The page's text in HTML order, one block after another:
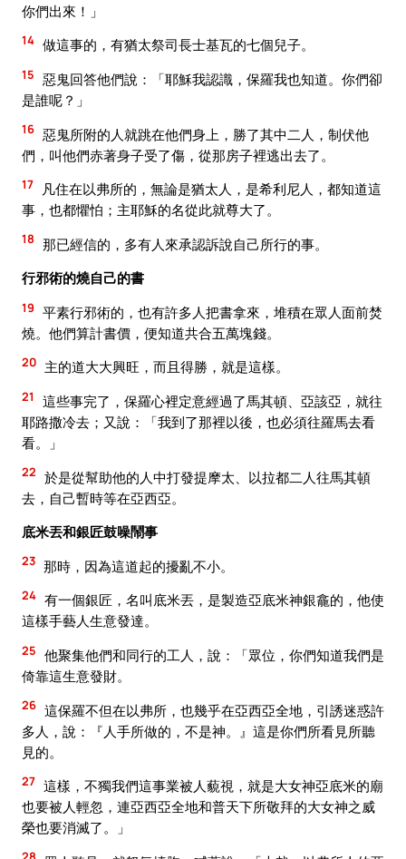
你們出來！」
14 做這事的，有猶太祭司長士基瓦的七個兒子。
15 惡鬼回答他們說：「耶穌我認識，保羅我也知道。你們卻
是誰呢？」
16 惡鬼所附的人就跳在他們身上，勝了其中二人，制伏他
們，叫他們赤著身子受了傷，從那房子裡逃出去了。
17
凡住在以弗所的，無論是猶太人，是希利尼人，都知道這
事，也都懼怕；主耶穌的名從此就尊大了。
18 那已經信的，多有人來承認訴說自己所行的事。
行邪術的燒自己的書
19 平素行邪術的，也有許多人把書拿來，堆積在眾人面前焚
燒。他們算計書價，便知道共合五萬塊錢。
20 主的道大大興旺，而且得勝，就是這樣。
21
這些事完了，保羅心裡定意經過了馬其頓、亞該亞，就往
耶路撒冷去；又說：「我到了那裡以後，也必須往羅馬去看
看。」
22 於是從幫助他的人中打發提摩太、以拉都二人往馬其頓
去，自己暫時等在亞西亞。
底米丟和銀匠鼓噪鬧事
23 那時，因為這道起的擾亂不小。
24 有一個銀匠，名叫底米丟，是製造亞底米神銀龕的，他使
這樣手藝人生意發達。
25 他聚集他們和同行的工人，說：「眾位，你們知道我們是
倚靠這生意發財。
26 這保羅不但在以弗所，也幾乎在亞西亞全地，引誘迷惑許
多人，說：『人手所做的，不是神。』這是你們所看見所聽
見的。
27 這樣，不獨我們這事業被人藐視，就是大女神亞底米的廟
也要被人輕忽，連亞西亞全地和普天下所敬拜的大女神之威
榮也要消滅了。」